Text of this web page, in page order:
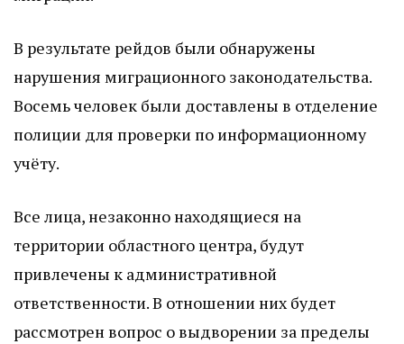
В результате рейдов были обнаружены
нарушения миграционного законодательства.
Восемь человек были доставлены в отделение
полиции для проверки по информационному
учёту.
Все лица, незаконно находящиеся на
территории областного центра, будут
привлечены к административной
ответственности. В отношении них будет
рассмотрен вопрос о выдворении за пределы